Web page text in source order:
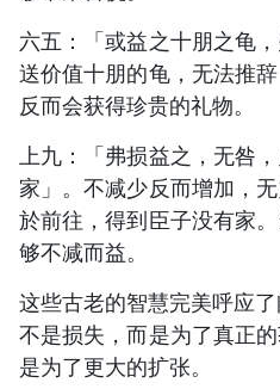
六五：「或益之十朋之龟
送价值十朋的龟，无法推
反而会获得珍贵的礼物。
上九：「弗损益之，无咎
家」。不减少反而增加，
於前往，得到臣子没有家
够不减而益。
这些古老的智慧完美呼应
不是损失，而是为了真正
是为了更大的扩张。